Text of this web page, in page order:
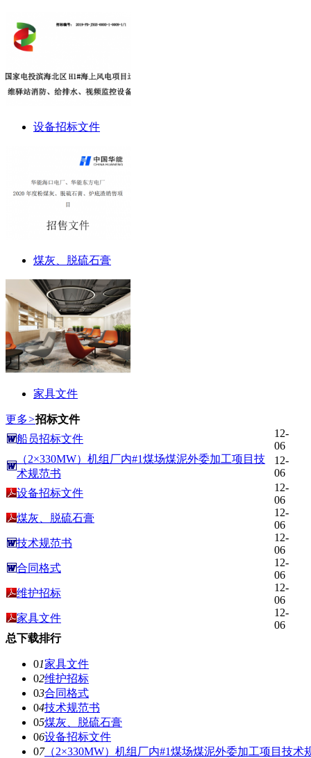
设备招标文件
煤灰、脱硫石膏
家具文件
更多>招标文件
船员招标文件
12-
06
（2×330MW）机组厂内#1煤场煤泥外委加工项目技
术规范书
12-
06
设备招标文件
12-
06
煤灰、脱硫石膏
12-
06
技术规范书
12-
06
合同格式
12-
06
维护招标
12-
06
家具文件
12-
06
总下载排行
01家具文件
02维护招标
03合同格式
04技术规范书
05煤灰、脱硫石膏
06设备招标文件
07（2×330MW）机组厂内#1煤场煤泥外委加工项目技术